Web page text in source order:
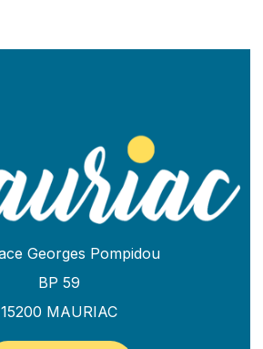
Georges Pompidou
BP 59
15200 MAURIAC